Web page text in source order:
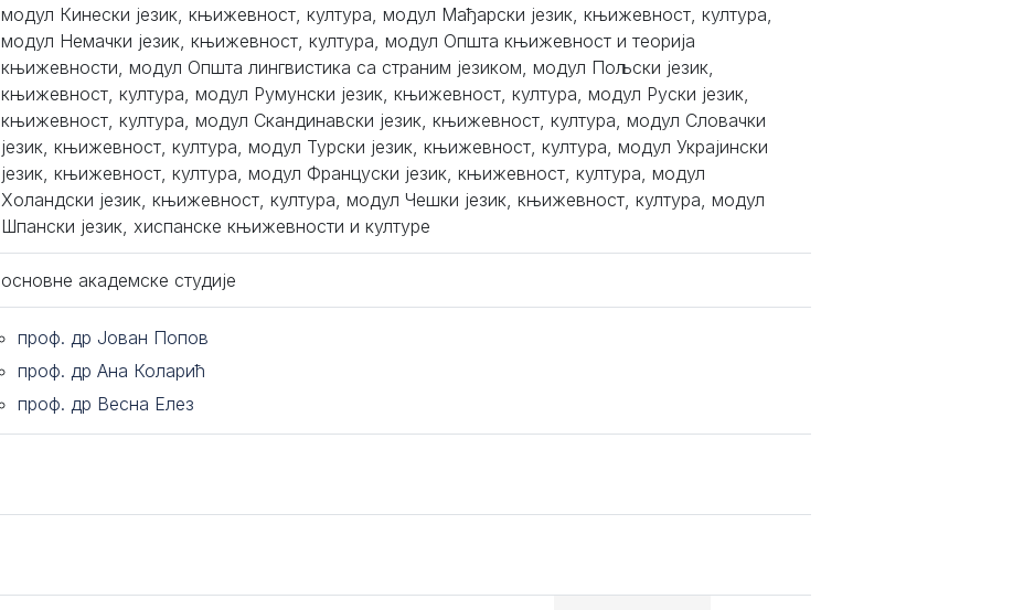
модул Кинески језик, књижевност, култура, модул Мађарски језик, књижевност, култура,
модул Немачки језик, књижевност, култура, модул Општа књижевност и теорија
књижевности, модул Општа лингвистика са страним језиком, модул Пољски језик,
књижевност, култура, модул Румунски језик, књижевност, култура, модул Руски језик,
књижевност, култура, модул Скандинавски језик, књижевност, култура, модул Словачки
језик, књижевност, култура, модул Турски језик, књижевност, култура, модул Украјински
језик, књижевност, култура, модул Француски језик, књижевност, култура, модул
Холандски језик, књижевност, култура, модул Чешки језик, књижевност, култура, модул
Шпански језик, хиспанске књижевности и културе
основне академске студије
проф. др Јован Попов
проф. др Ана Коларић
проф. др Весна Елез